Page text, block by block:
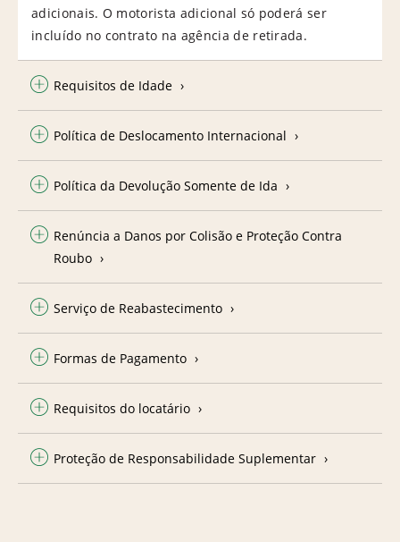
adicionais. O motorista adicional só poderá ser
incluído no contrato na agência de retirada.
Requisitos de Idade
Política de Deslocamento Internacional
Política da Devolução Somente de Ida
Renúncia a Danos por Colisão e Proteção Contra
Roubo
Serviço de Reabastecimento
Formas de Pagamento
Requisitos do locatário
Proteção de Responsabilidade Suplementar